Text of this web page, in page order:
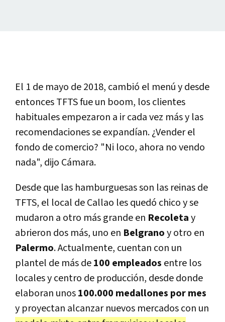
El 1 de mayo de 2018, cambió el menú y desde
entonces TFTS fue un boom, los clientes
habituales empezaron a ir cada vez más y las
recomendaciones se expandían. ¿Vender el
fondo de comercio? "Ni loco, ahora no vendo
nada", dijo Cámara.
Desde que las hamburguesas son las reinas de
TFTS, el local de Callao les quedó chico y se
mudaron a otro más grande en Recoletay
abrieron dos más, uno en Belgranoy otro en
Palermo. Actualmente, cuentan con un
plantel de más de100 empleados entre los
locales y centro de producción, desde donde
elaboran unos100.000 medallones por mes
y proyectan alcanzar nuevos mercados con un